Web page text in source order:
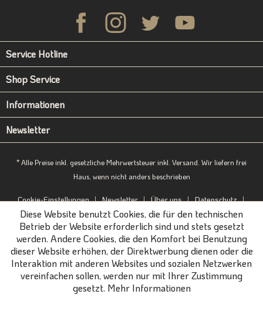
Service Hotline
Shop Service
Informationen
Newsletter
* Alle Preise inkl. gesetzliche Mehrwertsteuer inkl. Versand. Wir liefern frei
Haus, wenn nicht anders beschrieben
Cookie-Einstellungen Newsletter Über uns
Datenschutz
Impressum
B2B-Portal
Diese Website benutzt Cookies, die für den technischen
Betrieb der Website erforderlich sind und stets gesetzt
werden. Andere Cookies, die den Komfort bei Benutzung
dieser Website erhöhen, der Direktwerbung dienen oder die
Interaktion mit anderen Websites und sozialen Netzwerken
vereinfachen sollen, werden nur mit Ihrer Zustimmung
gesetzt. Mehr Informationen